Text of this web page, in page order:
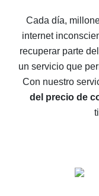
Cómo obtener
Reembolso del
El reembolso
Cada día,
internet
recuperar parte
un servicio que
Con nuestro
del precio de